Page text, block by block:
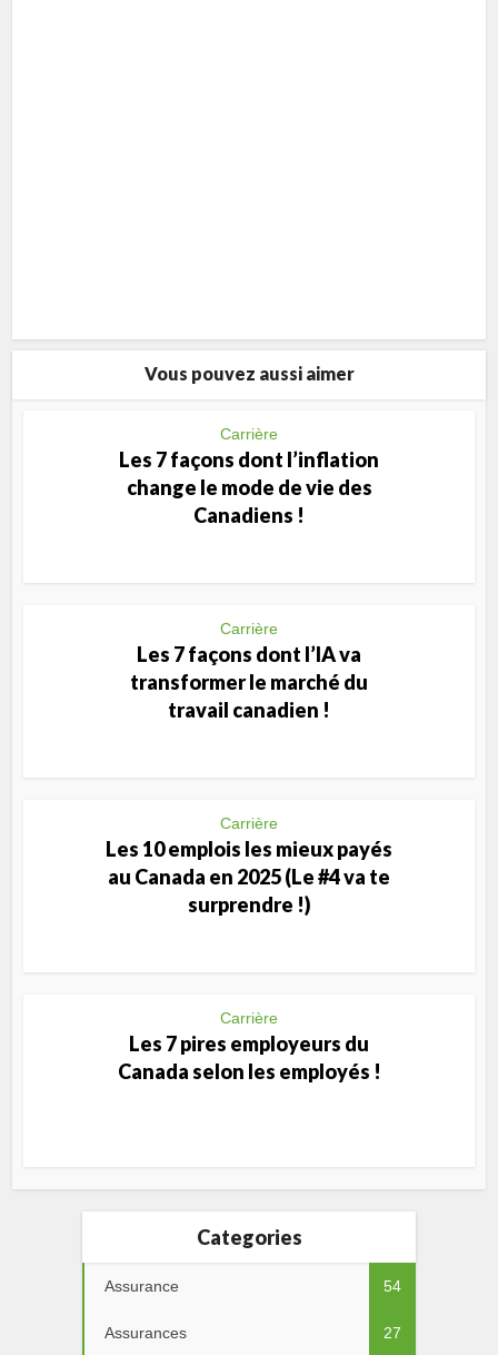
Vous pouvez aussi aimer
Carrière
Les 7 façons dont l’inflation
change le mode de vie des
Canadiens !
Carrière
Les 7 façons dont l’IA va
transformer le marché du
travail canadien !
Carrière
Les 10 emplois les mieux payés
au Canada en 2025 (Le #4 va te
surprendre !)
Carrière
Les 7 pires employeurs du
Canada selon les employés !
Categories
Assurance 54
Assurances 27